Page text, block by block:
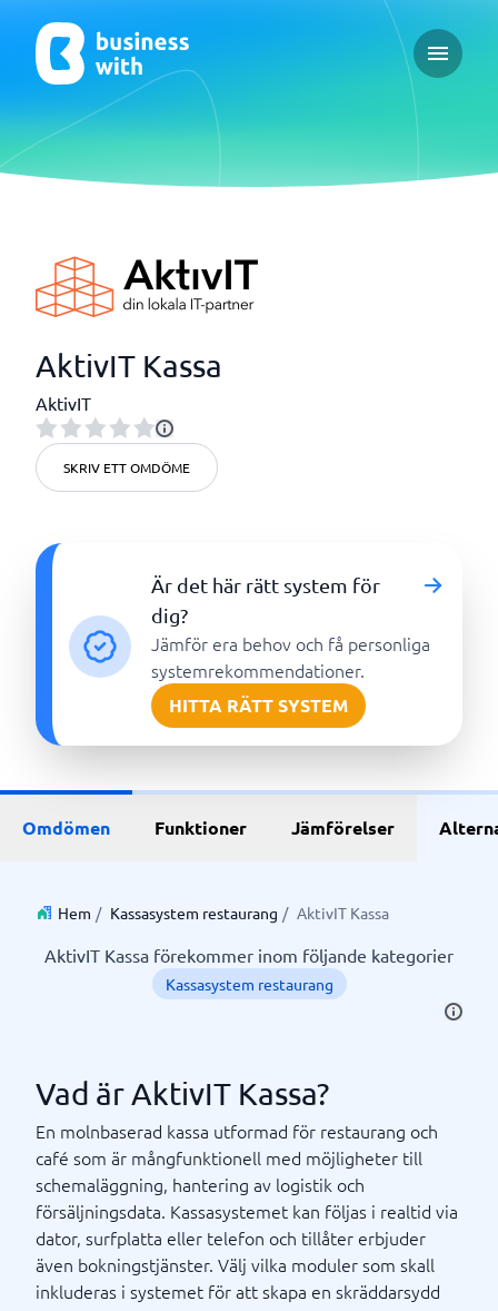
Open
AktivIT Kassa
AktivIT
SKRIV ETT OMDÖME
Är det här rätt system för
dig?
Jämför era behov och få personliga
systemrekommendationer.
HITTA RÄTT SYSTEM
Omdömen Funktioner Jämförelser
Hem / Kassasystem restaurang / AktivIT Kassa
AktivIT Kassa förekommer inom följande kategorier
Kassasystem restaurang
Vad är AktivIT Kassa?
En molnbaserad kassa utformad för restaurang och
café som är mångfunktionell med möjligheter till
schemaläggning, hantering av logistik och
försäljningsdata. Kassasystemet kan följas i realtid via
dator, surfplatta eller telefon och tillåter erbjuder
även bokningstjänster. Välj vilka moduler som skall
inkluderas i systemet för att skapa en skräddarsydd